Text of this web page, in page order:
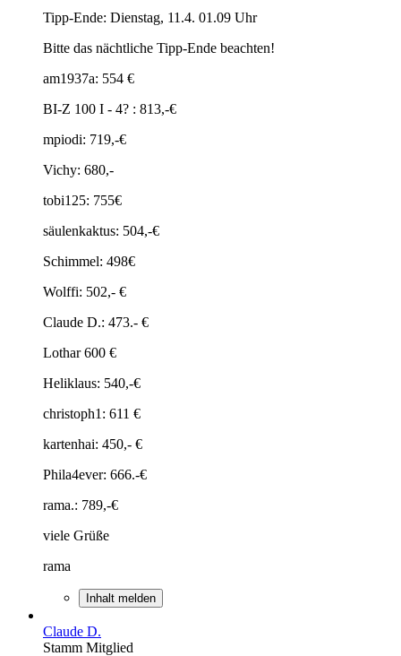
Tipp-Ende: Dienstag, 11.4. 01.09 Uhr
Bitte das nächtliche Tipp-Ende beachten!
am1937a: 554 €
BI-Z 100 I - 4? : 813,-€
mpiodi: 719,-€
Vichy: 680,-
tobi125: 755€
säulenkaktus: 504,-€
Schimmel: 498€
Wolffi: 502,- €
Claude D.: 473.- €
Lothar 600 €
Heliklaus: 540,-€
christoph1: 611 €
kartenhai: 450,- €
Phila4ever: 666.-€
rama.: 789,-€
viele Grüße
rama
Inhalt melden
Claude D.
Stamm Mitglied